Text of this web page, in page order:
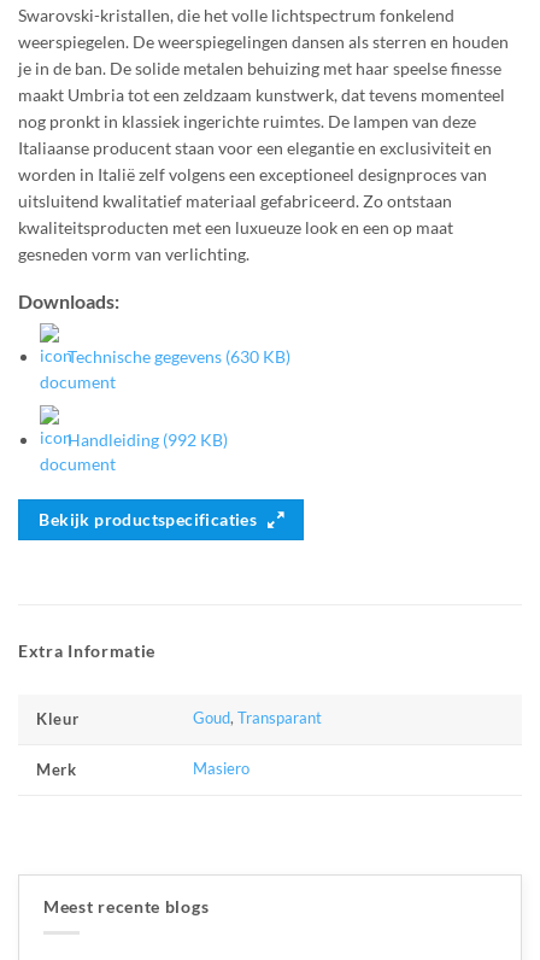
Swarovski-kristallen, die het volle lichtspectrum fonkelend
weerspiegelen. De weerspiegelingen dansen als sterren en houden
je in de ban. De solide metalen behuizing met haar speelse finesse
maakt Umbria tot een zeldzaam kunstwerk, dat tevens momenteel
nog pronkt in klassiek ingerichte ruimtes. De lampen van deze
Italiaanse producent staan voor een elegantie en exclusiviteit en
worden in Italië zelf volgens een exceptioneel designproces van
uitsluitend kwalitatief materiaal gefabriceerd. Zo ontstaan
kwaliteitsproducten met een luxueuze look en een op maat
gesneden vorm van verlichting.
Downloads:
Technische gegevens (630 KB)
Handleiding (992 KB)
Bekijk productspecificaties
Extra Informatie
Kleur Goud,Transparant
Merk Masiero
Meest recente blogs